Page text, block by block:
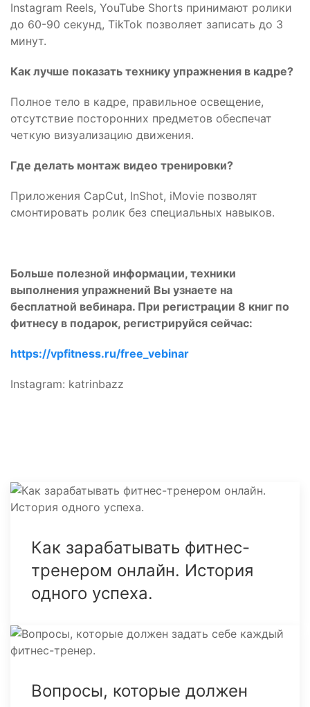
Instagram Reels, YouTube Shorts принимают ролики
до 60-90 секунд, TikTok позволяет записать до 3
минут.
Как лучше показать технику упражнения в кадре?
Полное тело в кадре, правильное освещение,
отсутствие посторонних предметов обеспечат
четкую визуализацию движения.
Где делать монтаж видео тренировки?
Приложения CapCut, InShot, iMovie позволят
смонтировать ролик без специальных навыков.
Больше полезной информации, техники
выполнения упражнений Вы узнаете на
бесплатной вебинара. При регистрации 8 книг по
фитнесу в подарок, регистрируйся сейчас:
https://vpfitness.ru/free_vebinar
Instagram: katrinbazz
Как зарабатывать фитнес-
тренером онлайн. История
одного успеха.
Вопросы, которые должен